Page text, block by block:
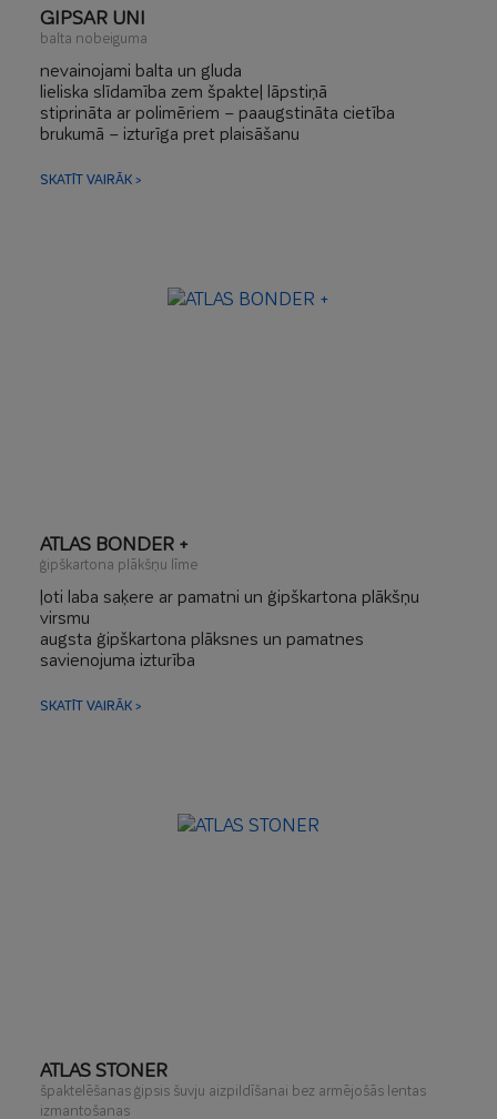
GIPSAR UNI
balta nobeiguma
nevainojami balta un gluda
lieliska slīdamība zem špakteļ lāpstiņā
stiprināta ar polimēriem – paaugstināta cietība
brukumā – izturīga pret plaisāšanu
piemērota mehāniskai slīpēšanai
SKATĪT VAIRĀK >
ATLAS BONDER +
ģipškartona plākšņu līme
ļoti laba saķere ar pamatni un ģipškartona plākšņu
virsmu
augsta ģipškartona plāksnes un pamatnes
savienojuma izturība
stabilitāte
SKATĪT VAIRĀK >
ATLAS STONER
špaktelēšanas ģipsis šuvju aizpildīšanai bez armējošās lentas
izmantošanas